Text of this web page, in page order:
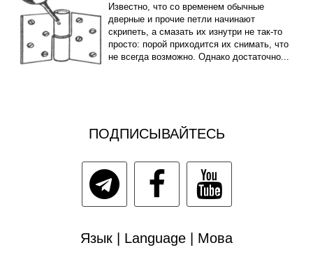
Известно, что со временем обычные
дверные и прочие петли начинают
скрипеть, а смазать их изнутри не так-то
просто: порой приходится их снимать, что
не всегда возможно. Однако достаточно...
ПОДПИСЫВАЙТЕСЬ
Язык | Language | Мова